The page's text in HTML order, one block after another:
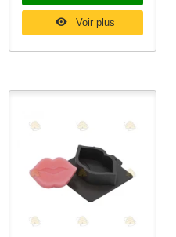
Voir plus